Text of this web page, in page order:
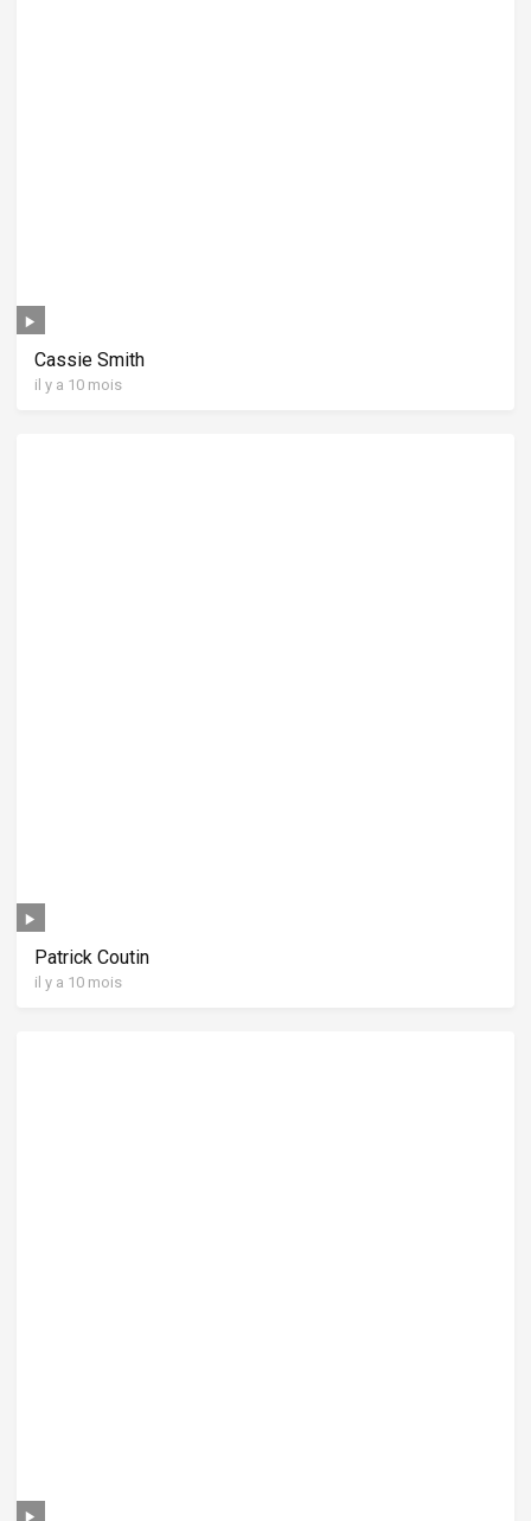
Cassie Smith
il y a 10 mois
Patrick Coutin
il y a 10 mois